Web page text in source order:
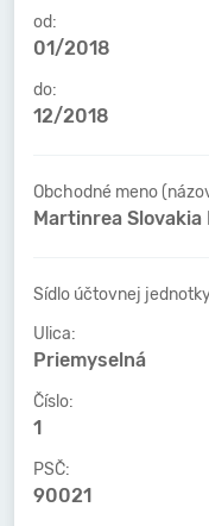
od:
01/2018
do:
12/2018
Obchodné meno
Martinrea Slovakia
Sídlo účtovnej
Ulica:
Priemyselná
Číslo:
1
PSČ:
90021